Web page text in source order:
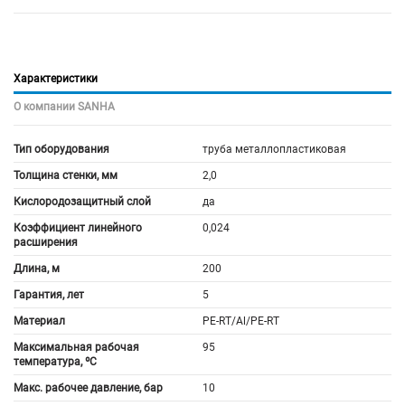
Характеристики
О компании SANHA
Тип оборудования труба металлопластиковая
Толщина стенки, мм 2,0
Кислородозащитный слой да
Коэффициент линейного
расширения
0,024
Длина, м 200
Гарантия, лет 5
Материал PE-RT/Al/PE-RT
Максимальная рабочая
температура, ºС
95
Макс. рабочее давление, бар 10